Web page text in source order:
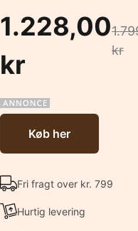
1.228,00
kr
kr
Køb her
Fri fragt over kr. 799
Hurtig levering